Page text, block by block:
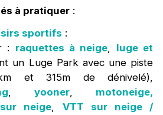
à pratiquer:
sportifs :
: raquettes à neige, luge et
un Luge Park avec une piste
et 315m de dénivelé),
,yooner, motoneige,
neige, VTT sur neige /